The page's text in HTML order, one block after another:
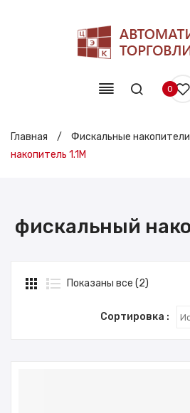
0
Главная / Фискальные накопители
накопитель 1.1М
фискальный
Показаны все (2)
Сортировка :